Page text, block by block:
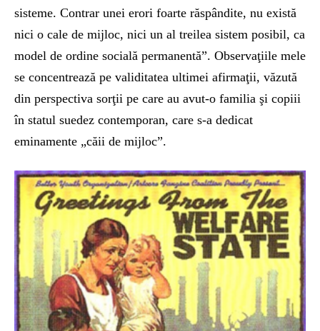
sisteme. Contrar unei erori foarte răspândite, nu există
nici o cale de mijloc, nici un al treilea sistem posibil, ca
model de ordine socială permanentă”. Observaţiile mele
se concentrează pe validitatea ultimei afirmaţii, văzută
din perspectiva sorţii pe care au avut-o familia şi copiii
în statul suedez contemporan, care s-a dedicat
eminamente „căii de mijloc”.